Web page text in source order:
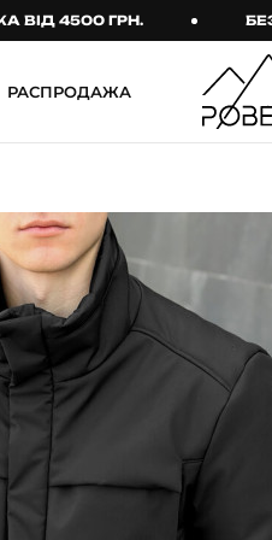
ГРН.
Джогери
Карго
Спортивні штани
Лосины
Джинсы
Куртка й штани
РАСПРОДАЖА